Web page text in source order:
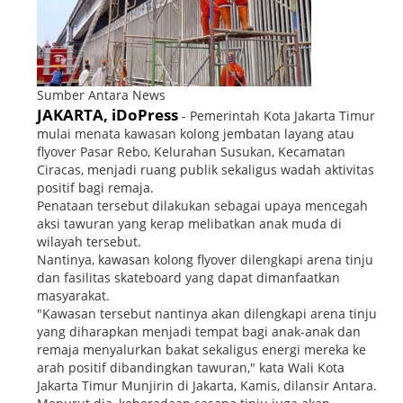
Sumber Antara News
JAKARTA, iDoPress - Pemerintah Kota Jakarta Timur
mulai menata kawasan kolong jembatan layang atau
flyover Pasar Rebo, Kelurahan Susukan, Kecamatan
Ciracas, menjadi ruang publik sekaligus wadah aktivitas
positif bagi remaja.
Penataan tersebut dilakukan sebagai upaya mencegah
aksi tawuran yang kerap melibatkan anak muda di
wilayah tersebut.
Nantinya, kawasan kolong flyover dilengkapi arena tinju
dan fasilitas skateboard yang dapat dimanfaatkan
masyarakat.
"Kawasan tersebut nantinya akan dilengkapi arena tinju
yang diharapkan menjadi tempat bagi anak-anak dan
remaja menyalurkan bakat sekaligus energi mereka ke
arah positif dibandingkan tawuran," kata Wali Kota
Jakarta Timur Munjirin di Jakarta, Kamis, dilansir Antara.